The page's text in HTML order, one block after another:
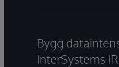
Bygg
InterSystems